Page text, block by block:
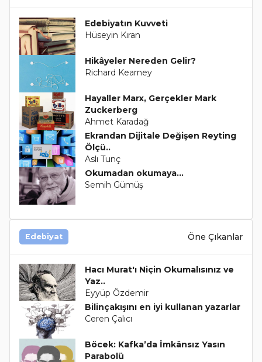
Edebiyatın Kuvveti
Hüseyin Kıran
Hikâyeler Nereden Gelir?
Richard Kearney
Hayaller Marx, Gerçekler Mark
Zuckerberg
Ahmet Karadağ
Ekrandan Dijitale Değişen Reyting
Ölçü..
Aslı Tunç
Okumadan okumaya…
Semih Gümüş
Edebiyat Öne Çıkanlar
Hacı Murat'ı Niçin Okumalısınız ve
Yaz..
Eyyüp Özdemir
Bilinçakışını en iyi kullanan yazarlar
Ceren Çalıcı
Böcek: Kafka’da İmkânsız Yasın
Parabolü